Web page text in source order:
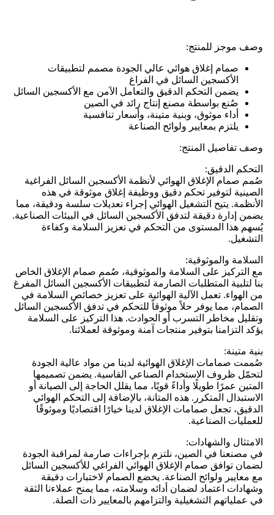
وصف موجز للمنتج:
صمام إغلاق هوائي عالي الجودة مصمم لتطبيقات
الأكسجين السائل في الفراغ
يضمن التحكم الدقيق والتعامل الآمن مع الأكسجين السائل
صُنع بواسطة مصنع إنتاج رائد في الصين
أداء موثوق، وبنية متينة، وأسعار تنافسية
يلتزم بمعايير ولوائح الصناعة
وصف تفاصيل المنتج:
التحكم الدقيق:
صُمم صمام الإغلاق الهوائي لأنظمة الأكسجين السائل الفراغية
الصينية لتوفير تحكم دقيق ووظيفة إغلاق موثوقة في هذه
الأنظمة. يتيح التشغيل الهوائي إجراء تعديلات سلسة ودقيقة، مما
يضمن إدارة دقيقة لتدفق الأكسجين السائل في البيئات الصناعية.
يُسهم هذا المستوى من التحكم في تعزيز السلامة وكفاءة
التشغيل.
السلامة والموثوقية:
مع التركيز على السلامة والموثوقية، صُمم صمام الإغلاق الخاص
بنا لتلبية المتطلبات الصارمة لتطبيقات الأكسجين السائل المفرغ
من الهواء. تعمل الآلية الهوائية على تعزيز خصائص السلامة في
الصمام، مما يوفر حلاً موثوقاً للتحكم في تدفق الأكسجين السائل
وتقليل مخاطر التسرب أو الحوادث. هذا التركيز على السلامة
يؤكد التزامنا بتوفير منتجات آمنة وموثوقة لعملائنا.
بنية متينة:
صُممت صمامات الإغلاق الهوائية لدينا من مواد عالية الجودة
لتحمّل ظروف الاستخدام الصناعي القاسية. يضمن تصميمها
المتين عمرًا طويلًا وأداءً قويًا، مما يقلل الحاجة إلى الصيانة أو
الاستبدال المتكرر. هذه المتانة، بالإضافة إلى التحكم الهوائي
الدقيق، تجعل صمامات الإغلاق لدينا خيارًا اقتصاديًا وموثوقًا
للعمليات الصناعية.
الامتثال والشهادات:
في مصنعنا في الصين، نلتزم بإجراءات صارمة لمراقبة الجودة
لضمان توافق صمام الإغلاق الهوائي الفراغي للأكسجين السائل
مع معايير ولوائح الصناعة. يخضع الصمام لاختبارات دقيقة
وشهادات اعتماد لضمان أدائه وسلامته، مما يمنح عملاءنا الثقة
في عملياتهم التشغيلية والتزامهم بالمعايير ذات الصلة.